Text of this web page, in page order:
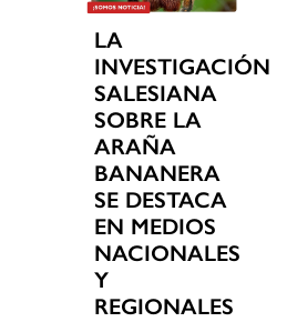
LA
INVESTIGACIÓN
SALESIANA
SOBRE LA
ARAÑA
BANANERA
SE DESTACA
EN MEDIOS
NACIONALES
Y
REGIONALES